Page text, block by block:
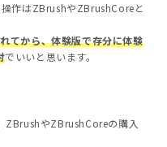
作はZBrushやZBrushCoreと
から、体験版で存分に体験
でいいと思います。
ZBrushやZBrushCoreの購入